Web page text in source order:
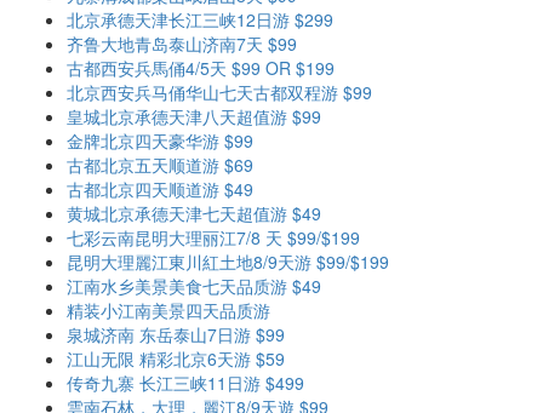
北京承德天津长江三峡12日游 $299
齐鲁大地青岛泰山济南7天 $99
古都西安兵馬俑4/5天 $99 OR $199
北京西安兵马俑华山七天古都双程游 $99
皇城北京承德天津八天超值游 $99
金牌北京四天豪华游 $99
古都北京五天顺道游 $69
古都北京四天顺道游 $49
黄城北京承德天津七天超值游 $49
七彩云南昆明大理丽江7/8 天 $99/$199
昆明大理麗江東川紅土地8/9天游 $99/$199
江南水乡美景美食七天品质游 $49
精装小江南美景四天品质游
泉城济南 东岳泰山7日游 $99
江山无限 精彩北京6天游 $59
传奇九寨 长江三峡11日游 $499
雲南石林，大理，麗江8/9天遊 $99